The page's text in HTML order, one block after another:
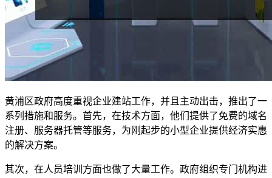
黄浦区政府高度重视企业建站工作，并且主动出击，推出了一
系列措施和服务。首先，在技术方面，他们提供了免费的域名
注册、服务器托管等服务，为刚起步的小型企业提供经济实惠
的解决方案。
其次，在人员培训方面也做了大量工作。政府组织专门机构进